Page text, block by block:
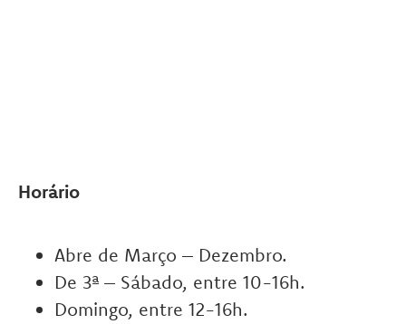
Horário
Abre de Março – Dezembro.
De 3ª – Sábado, entre 10-16h.
Domingo, entre 12-16h.